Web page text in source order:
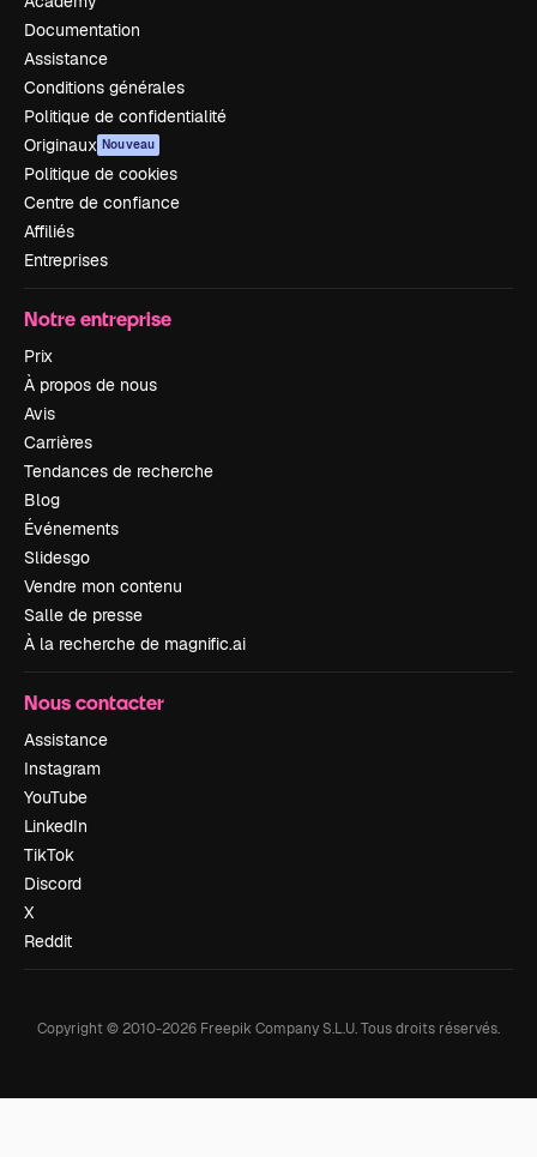
Documentation
Assistance
Conditions générales
Politique de confidentialité
Originaux Nouveau
Politique de cookies
Centre de confiance
Affiliés
Entreprises
Notre entreprise
Prix
À propos de nous
Avis
Carrières
Tendances de recherche
Blog
Événements
Slidesgo
Vendre mon contenu
Salle de presse
À la recherche de magnific.ai
Nous contacter
Assistance
Instagram
YouTube
LinkedIn
TikTok
Discord
X
Reddit
Copyright © 2010-2026 Freepik Company S.L.U.Tous droits réservés.